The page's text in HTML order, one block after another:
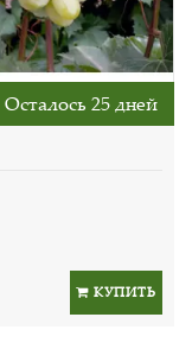
Осталось 25 дней
КУПИТЬ